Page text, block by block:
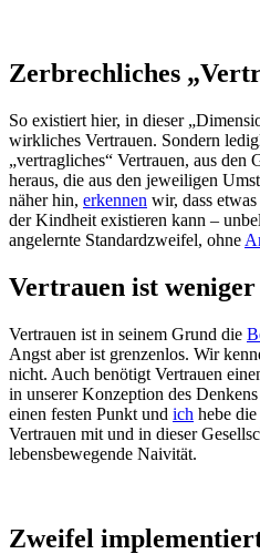
Zerbrechliches
So existiert hier, in dieser
wirkliches Vertrauen. Sondern
„vertragliches“ Vertrauen, aus den
heraus, die aus den jeweiligen
näher hin, erkennen wir, dass
der Kindheit existieren kann –
angelernte Standardzweifel, ohne
Vertrauen ist weniger
Vertrauen ist in seinem Grund die
Angst aber ist grenzenlos. Wir
nicht. Auch benötigt Vertrauen
in unserer Konzeption des
einen festen Punkt und ich hebe
Vertrauen mit und in dieser
lebensbewegende Naivität.
Zweifel